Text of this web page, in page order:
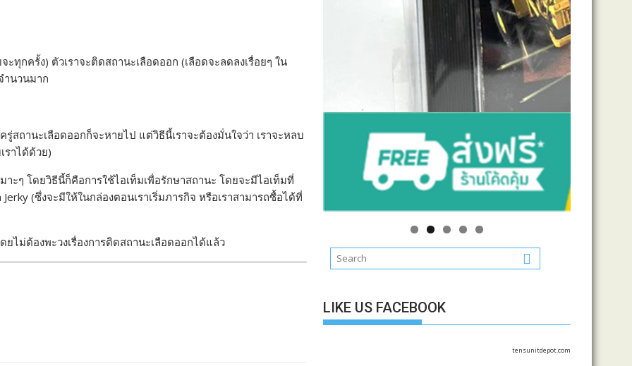
ทุกครั้ง) ตัวเราจะติดสถานะเลือดออก (เลือดจะลดลงเรื่อยๆ ใน
ำนวนมาก
สถานะเลือดออกก็จะหายไป แต่วิธีนี้เราจะต้องมั่นใจว่า เราจะหลบ
ราได้ด้วย)
ะๆ โดยวิธีนี้ก็คือการใช้ไอเท็มเพื่อรักษาสถานะ โดยจะมีไอเท็มที่
(ซึ่งจะมีให้ในกล่องตอนเราเริ่มภารกิจ หรือเราสามารถซื้อได้ที่
ยไม่ต้องพะวงเรื่องการติดสถานะเลือดออกได้แล้ว
LIKE US FACEBOOK
tensunitdepot.com